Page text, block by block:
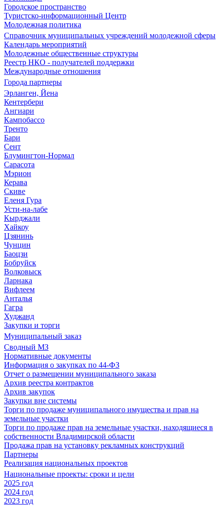
Городское пространство
Туристско-информационный Центр
Молодежная политика
Справочник муниципальных учреждений молодежной сферы
Календарь мероприятий
Молодежные общественные структуры
Реестр НКО - получателей поддержки
Международные отношения
Города партнеры
Эрланген, Йена
Кентербери
Ангиари
Кампобассо
Тренто
Бари
Сент
Блумингтон-Нормал
Сарасота
Мэрион
Керава
Скиве
Еленя Гура
Усти-на-лабе
Кырджали
Хайкоу
Цзянинь
Чунцин
Баоцзи
Бобруйск
Волковыск
Ларнака
Вифлеем
Анталья
Гагра
Худжанд
Закупки и торги
Муниципальный заказ
Сводный МЗ
Нормативные документы
Информация о закупках по 44-ФЗ
Отчет о размещении муниципального заказа
Архив реестра контрактов
Архив закупок
Закупки вне системы
Торги по продаже муниципального имущества и прав на
земельные участки
Торги по продаже прав на земельные участки, находящиеся в
собственности Владимирской области
Продажа прав на установку рекламных конструкций
Партнеры
Реализация национальных проектов
Национальные проекты: сроки и цели
2025 год
2024 год
2023 год